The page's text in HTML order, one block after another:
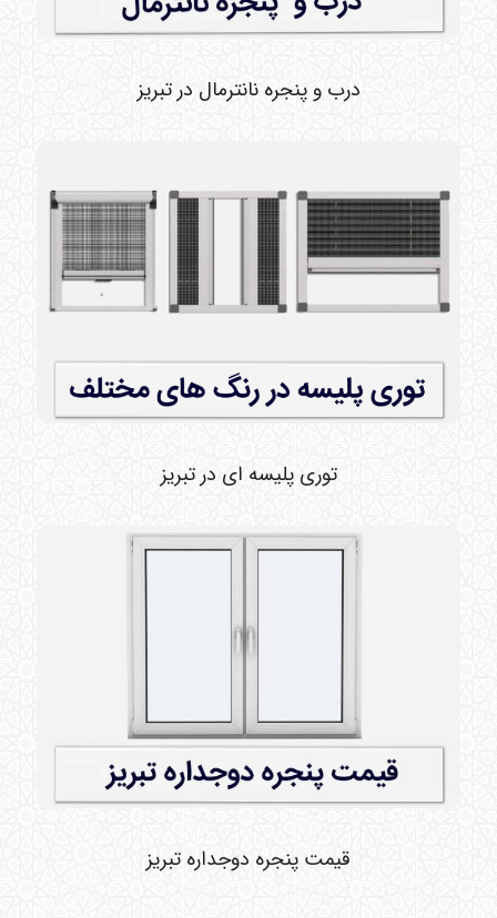
درب و پنجره نانترمال در تبریز
توری پلیسه ای در تبریز
قیمت پنجره دوجداره تبریز